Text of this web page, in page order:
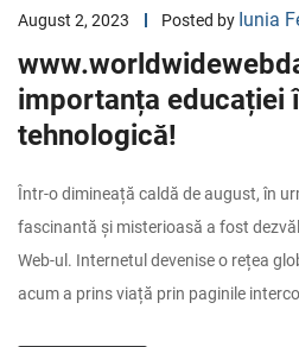
August 2, 2023 Posted by Iunia
importanța educației
tehnologică!
Într-o dimineață caldă de august, în
fascinantă și misterioasă a fost
Web-ul. Internetul devenise o rețea
acum a prins viață prin paginile